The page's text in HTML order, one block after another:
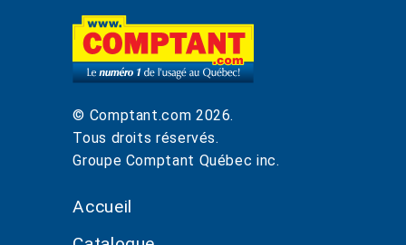
© Comptant.com 2026.
Tous droits réservés.
Groupe Comptant Québec inc.
Accueil